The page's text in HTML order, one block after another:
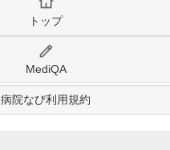
トップ
MediQA
病院なび利用規約